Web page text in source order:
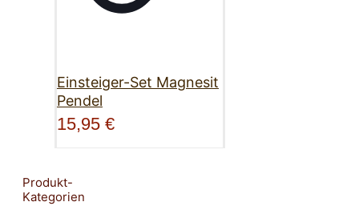
Einsteiger-Set Magnesit
Pendel
15,95 €
Produkt-
Kategorien